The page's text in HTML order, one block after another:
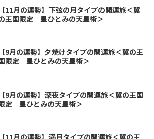
【11月の運勢】下弦の月タイプの開運旅＜翼
王国限定 星ひとみの天星術＞
【9月の運勢】夕焼けタイプの開運旅＜翼の王
限定 星ひとみの天星術＞
【9月の運勢】深夜タイプの開運旅＜翼の王国
定 星ひとみの天星術＞